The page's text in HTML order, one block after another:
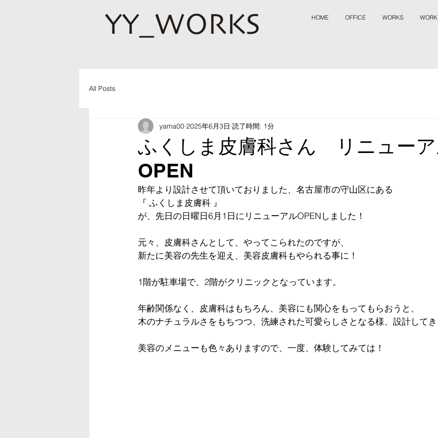
HOME OFFICE WORKS
All Posts
ふくしま皮膚科さん リニュー
OPEN
yama00 2025年6月3日 読了時間: 1分
昨年より設計させて頂いておりました、名古屋市の守山区にある
『 ふくしま皮膚科 』
が、先日の日曜日6月1日にリニューアルOPENしました！
元々、皮膚科さんとして、やってこられたのですが、
新たに美容の先生を迎え、美容皮膚科もやられる事に！
1階が駐車場で、2階がクリニックとなっています。
年齢関係なく、皮膚科はもちろん、美容にも関心をもってもらおうと、
木のナチュラルさをもちつつ、洗練された可愛らしさとなる様、設計して
美容のメニューも色々ありますので、一度、体験してみては！